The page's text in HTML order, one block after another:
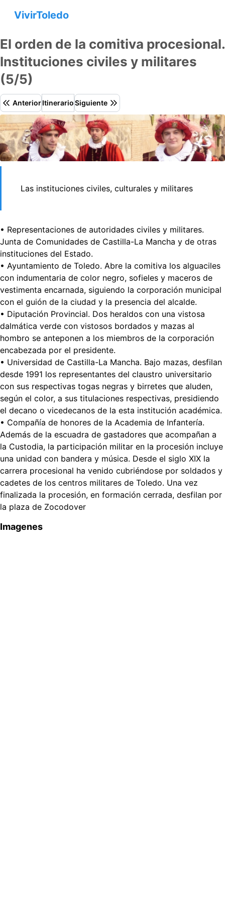
VivirToledo
El orden de la comitiva procesional.
Instituciones civiles y militares
(5/5)
AnteriorItinerarioSiguiente
Las instituciones civiles, culturales y militares
• Representaciones de autoridades civiles y militares.
Junta de Comunidades de Castilla-La Mancha y de otras
instituciones del Estado.
• Ayuntamiento de Toledo. Abre la comitiva los alguaciles
con indumentaria de color negro, sofieles y maceros de
vestimenta encarnada, siguiendo la corporación municipal
con el guión de la ciudad y la presencia del alcalde.
• Diputación Provincial. Dos heraldos con una vistosa
dalmática verde con vistosos bordados y mazas al
hombro se anteponen a los miembros de la corporación
encabezada por el presidente.
• Universidad de Castilla-La Mancha. Bajo mazas, desfilan
desde 1991 los representantes del claustro universitario
con sus respectivas togas negras y birretes que aluden,
según el color, a sus titulaciones respectivas, presidiendo
el decano o vicedecanos de la esta institución académica.
• Compañía de honores de la Academia de Infantería.
Además de la escuadra de gastadores que acompañan a
la Custodia, la participación militar en la procesión incluye
una unidad con bandera y música. Desde el siglo XIX la
carrera procesional ha venido cubriéndose por soldados y
cadetes de los centros militares de Toledo. Una vez
finalizada la procesión, en formación cerrada, desfilan por
la plaza de Zocodover
Imagenes